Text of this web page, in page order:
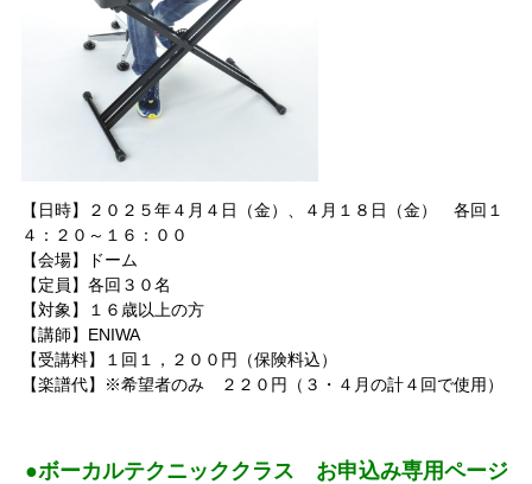
【日時】２０２５年４月４日（金）、４月１８日（金） 各回１
４：２０～１６：００
【会場】ドーム
【定員】各回３０名
【対象】１６歳以上の方
【講師】ENIWA
【受講料】１回１，２００ 円
（保険料込）
【楽譜代】※希望者のみ ２２０円
（３・４月の計４回で使用）
●ボーカルテクニッククラス お申込み専用ページ